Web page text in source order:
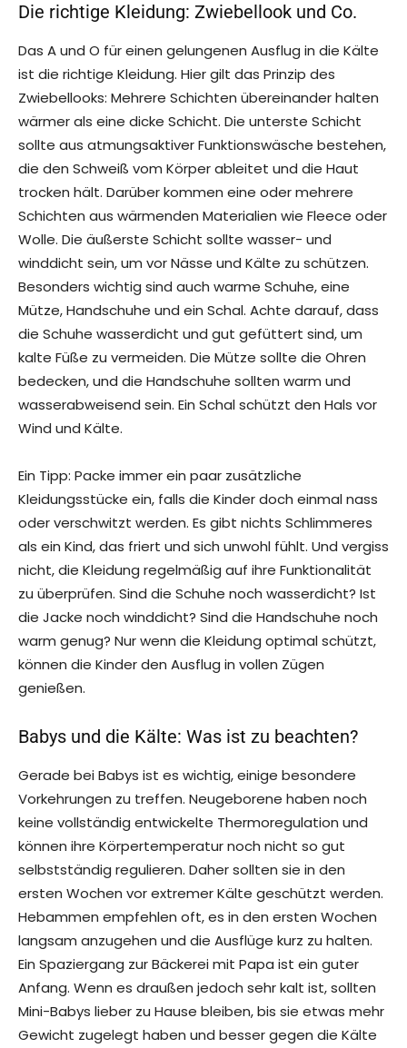
Die richtige Kleidung: Zwiebellook und Co.
Das A und O für einen gelungenen Ausflug in die Kälte
ist die richtige Kleidung. Hier gilt das Prinzip des
Zwiebellooks: Mehrere Schichten übereinander halten
wärmer als eine dicke Schicht. Die unterste Schicht
sollte aus atmungsaktiver Funktionswäsche bestehen,
die den Schweiß vom Körper ableitet und die Haut
trocken hält. Darüber kommen eine oder mehrere
Schichten aus wärmenden Materialien wie Fleece oder
Wolle. Die äußerste Schicht sollte wasser- und
winddicht sein, um vor Nässe und Kälte zu schützen.
Besonders wichtig sind auch warme Schuhe, eine
Mütze, Handschuhe und ein Schal. Achte darauf, dass
die Schuhe wasserdicht und gut gefüttert sind, um
kalte Füße zu vermeiden. Die Mütze sollte die Ohren
bedecken, und die Handschuhe sollten warm und
wasserabweisend sein. Ein Schal schützt den Hals vor
Wind und Kälte.
Ein Tipp: Packe immer ein paar zusätzliche
Kleidungsstücke ein, falls die Kinder doch einmal nass
oder verschwitzt werden. Es gibt nichts Schlimmeres
als ein Kind, das friert und sich unwohl fühlt. Und vergiss
nicht, die Kleidung regelmäßig auf ihre Funktionalität
zu überprüfen. Sind die Schuhe noch wasserdicht? Ist
die Jacke noch winddicht? Sind die Handschuhe noch
warm genug? Nur wenn die Kleidung optimal schützt,
können die Kinder den Ausflug in vollen Zügen
genießen.
Babys und die Kälte: Was ist zu beachten?
Gerade bei Babys ist es wichtig, einige besondere
Vorkehrungen zu treffen. Neugeborene haben noch
keine vollständig entwickelte Thermoregulation und
können ihre Körpertemperatur noch nicht so gut
selbstständig regulieren. Daher sollten sie in den
ersten Wochen vor extremer Kälte geschützt werden.
Hebammen empfehlen oft, es in den ersten Wochen
langsam anzugehen und die Ausflüge kurz zu halten.
Ein Spaziergang zur Bäckerei mit Papa ist ein guter
Anfang. Wenn es draußen jedoch sehr kalt ist, sollten
Mini-Babys lieber zu Hause bleiben, bis sie etwas mehr
Gewicht zugelegt haben und besser gegen die Kälte